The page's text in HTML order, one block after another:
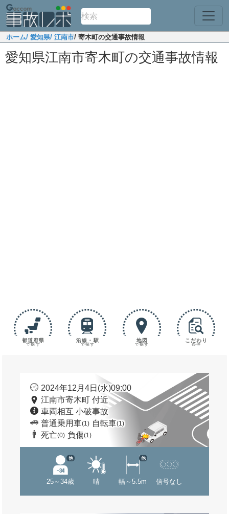
ホーム/ 愛知県/ 江南市/ 寄木町の交通事故情報
愛知県江南市寄木町の交通事故情報
都道府県
で探す
沿線・駅
で探す
地図
で探す
こだわり
条件
2024年12月4日(水)09:00
江南市寄木町 付近
車両相互 小破事故
普通乗用車(1) 自転車(1)
死亡(0) 負傷(1)
25～34歳
他
晴 幅～5.5m
他
信号なし